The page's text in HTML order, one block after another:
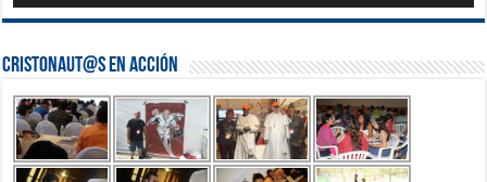
Cristonaut@s en Acción